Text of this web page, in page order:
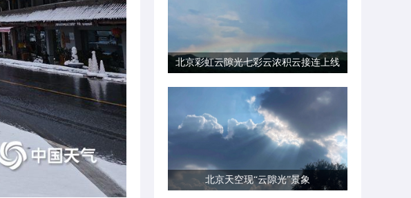
北京彩虹云隙光七彩云浓积云接连上线
北京天空现“云隙光”景象